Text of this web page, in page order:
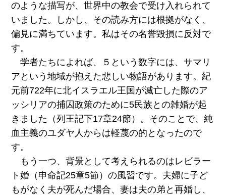
のような描写が、世界中の教会で受け入れられて
いました。しかし、その読み方には根拠がなく、
偏見に満ちています。私はその名誉毀損に反対で
す。
学者たちによれば、５という数字には、サマリ
アという地域が抱えた悲しい物語があります。紀
元前722年に北イスラエル王国が滅亡した際のア
ッシリアの捕囚政策のために5民族との雑婚が起
きました（列王記下17章24節）。そのことで、純
血主義のユダヤ人からは軽蔑の的となったので
す。
もう一つ、背景として考えられるのはレビラー
ト婚（申命記25章5節）の風習です。夫婦に子ど
もがなく夫が死んだ場合、妻は夫の弟と再婚し、